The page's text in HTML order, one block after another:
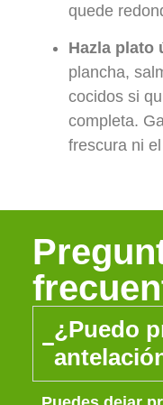
quede
Hazla plato
plancha,
cocidos si
completa.
frescura ni
¿Puedo